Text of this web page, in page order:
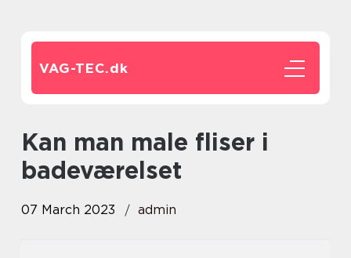
VAG-TEC.dk
Kan man male fliser i
badeværelset
07 March 2023 admin